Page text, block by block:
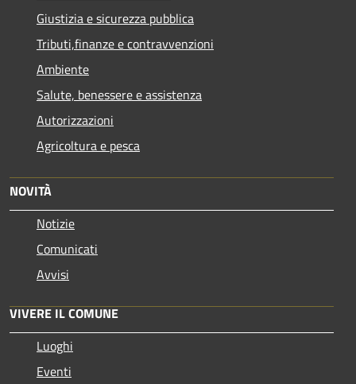
Giustizia e sicurezza pubblica
Tributi,finanze e contravvenzioni
Ambiente
Salute, benessere e assistenza
Autorizzazioni
Agricoltura e pesca
NOVITÀ
Notizie
Comunicati
Avvisi
VIVERE IL COMUNE
Luoghi
Eventi